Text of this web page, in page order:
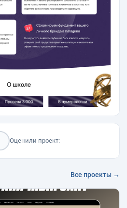
Оценили проект:
Все проекты →